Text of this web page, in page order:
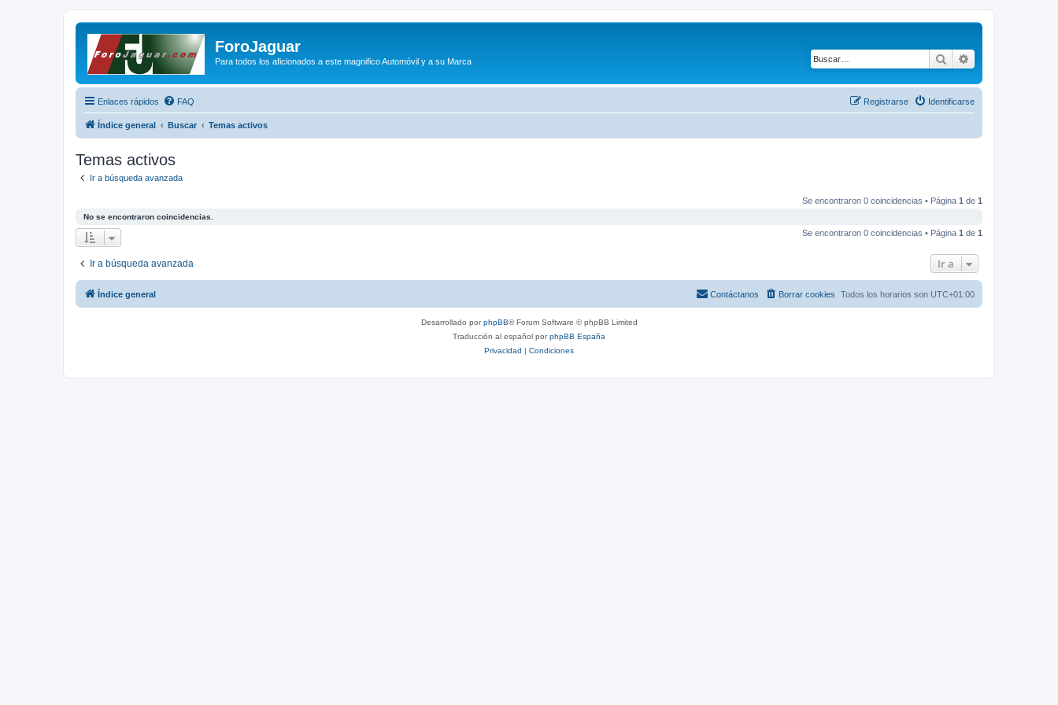
ForoJaguar
Para todos los aficionados a este magnifico Automóvil y a su Marca Buscar
Enlaces rápidos FAQ Identificarse
Registrarse
Índice general Buscar Temas activos
Temas activos
Ir a búsqueda avanzada
Se encontraron 0 coincidencias • Página 1 de 1
No se encontraron coincidencias.
Se encontraron 0 coincidencias • Página 1 de 1
Ir a búsqueda avanzada Ir a
Índice general Todos los horarios son UTC+01:00
Borrar cookies
Contáctanos
Desarrollado porphpBB® Forum Software © phpBB Limited
Traducción al español porphpBB España
Privacidad | Condiciones